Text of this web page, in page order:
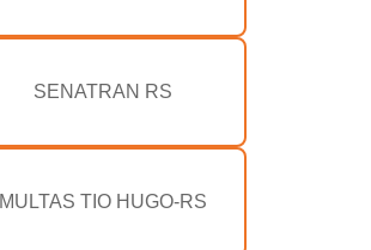
SENATRAN RS
MULTAS TIO HUGO-RS